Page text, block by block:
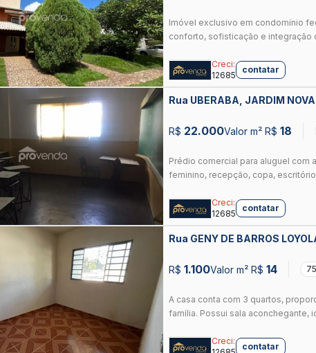
Imóvel exclusivo em condomínio
conforto, sofisticação e integração
Creci:
12685
contatar
Rua UBERABA, JARDIM
R$ 22.000Valor m² R$ 18
Prédio comercial para aluguel com
feminino, recepção, copa,
Creci:
12685
contatar
Rua GENY DE BARROS
R$ 1.100Valor m² R$ 14
A casa conta com 3 quartos,
família. Possui sala aconchegante,
Creci:
contatar